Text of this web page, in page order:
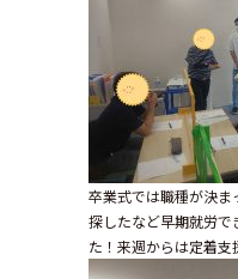
卒業式では職種が決ま
探したなど早期就労で
た！来週からは定着支